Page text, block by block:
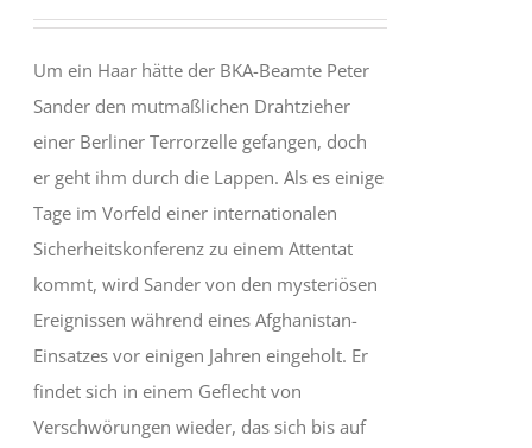
Um ein Haar hätte der BKA-Beamte Peter
Sander den mutmaßlichen Drahtzieher
einer Berliner Terrorzelle gefangen, doch
er geht ihm durch die Lappen. Als es einige
Tage im Vorfeld einer internationalen
Sicherheitskonferenz zu einem Attentat
kommt, wird Sander von den mysteriösen
Ereignissen während eines Afghanistan-
Einsatzes vor einigen Jahren eingeholt. Er
findet sich in einem Geflecht von
Verschwörungen wieder, das sich bis auf